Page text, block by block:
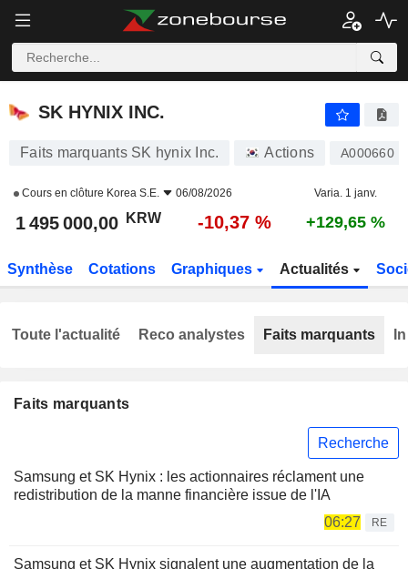
SK HYNIX INC.
SK HYNIX INC.
Faits marquants SK hynix Inc. Actions A000660
Cours en clôture Korea S.E. 06/08/2026 Varia. 1 janv.
1 495 000,00 KRW -10,37 % +129,65 %
Synthèse Cotations Graphiques Actualités
Faits marquants
Recherche
Samsung et SK Hynix : les actionnaires réclament une
redistribution de la manne financière issue de l'IA
06:27
RE
Samsung et SK Hynix signalent une augmentation de la
Toute l'actualité Reco analystes Faits marquants